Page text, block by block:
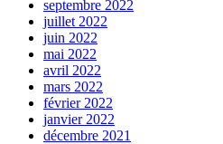
septembre 2022
juillet 2022
juin 2022
mai 2022
avril 2022
mars 2022
février 2022
janvier 2022
décembre 2021